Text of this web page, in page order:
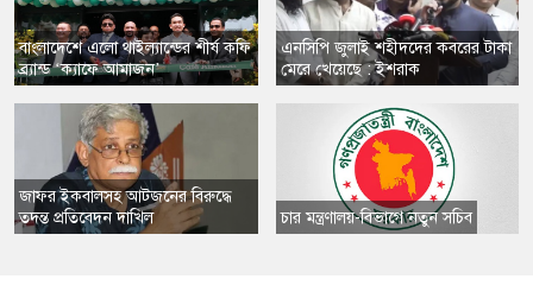
​বাংলাদেশে এলো থাইল্যান্ডের শীর্ষ কফি
ব্র্যান্ড ‘ক্যাফে আমাজন’
​জাফর ইকবালসহ আটজনের বিরুদ্ধে
তদন্ত প্রতিবেদন দাখিল
এনসিপি জুলাই শহীদদের কবরের টাকা
মেরে খেয়েছে : ইশরাক
​চার মন্ত্রণালয়-বিভাগে নতুন সচিব